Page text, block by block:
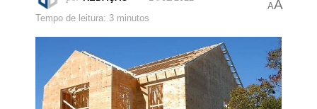
Tempo de leitura: 3 minutos
AA